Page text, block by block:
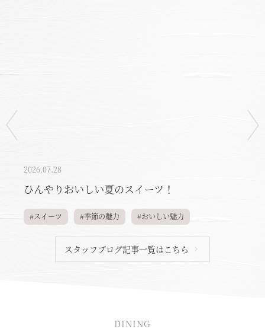
#季節の魅力 #地域の魅力 #館内情報
#お酒めぐり #ディナー #おいしい魅力
#お知らせ #お祝い #カップル #ファミリー
2026.07.28
ひんやりおいしい夏のスイーツ！
#スイーツ #季節の魅力 #おいしい魅力
#季節の魅力 #地域の魅力 #会員様の過ごし方
#ディナー #おいしい魅力 #お知らせ
#リラックス #夜 #夏休み #料理
#アウトドア #キッズ #カップル #ファミリー
#季節の魅力 #ランチ #おいしい魅力
#季節の魅力 #地域の魅力 #雨の日おすすめ
スタッフブログ記事一覧はこちら
DINING